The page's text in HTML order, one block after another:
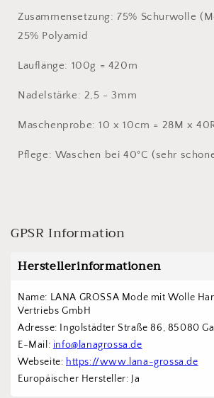
Zusammensetzung: 75% Schurwolle
25% Polyamid
Lauflänge: 100g = 420m
Nadelstärke: 2,5 - 3mm
Maschenprobe: 10 x 10cm = 28M x
Pflege: Waschen bei 40°C (sehr
GPSR Information
Herstellerinformationen
Name: LANA GROSSA Mode mit Wolle
Vertriebs GmbH
Adresse: Ingolstädter Straße 86, 85080
E-Mail: info@lanagrossa.de
Webseite: https://www.lana-grossa.de
Europäischer Hersteller: Ja